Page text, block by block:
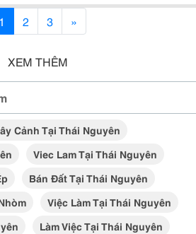
1 2 3 »
XEM THÊM
Cảnh Tại Thái Nguyên
Viec Lam Tại Thái Nguyên
Bán Đất Tại Thái Nguyên
Việc Làm Tại Thái Nguyên
Làm Việc Tại Thái Nguyên